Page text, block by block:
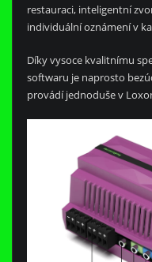
restauraci, inteligentní
individuální oznámení v
Díky vysoce kvalitnímu
softwaru je naprosto
provádí jednoduše v